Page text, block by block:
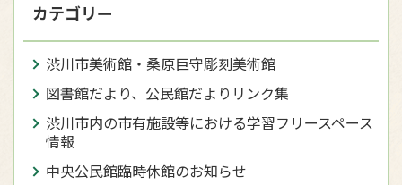
カテゴリー
渋川市美術館・桑原巨守彫刻美術館
図書館だより、公民館だよりリンク集
渋川市内の市有施設等における学習フリースペース
情報
中央公民館臨時休館のお知らせ